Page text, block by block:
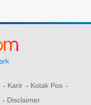
Karir
Kotak Pos
Disclaimer